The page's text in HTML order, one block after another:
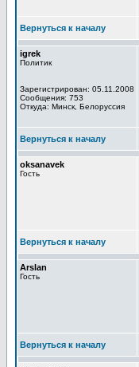
Вернуться к началу
igrek
Политик
Зарегистрирован: 05.11.2008
Сообщения: 753
Откуда: Минск, Белоруссия
Вернуться к началу
oksanavek
Гость
Вернуться к началу
Arslan
Гость
Вернуться к началу